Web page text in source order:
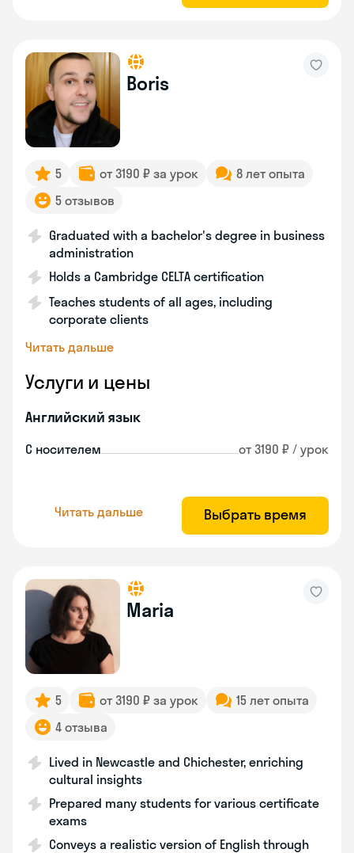
Boris
5 от 3190 ₽ за урок
8 лет опыта
5 отзывов
Graduated with a bachelor's degree in business
administration
Holds a Cambridge CELTA certification
Teaches students of all ages, including
corporate clients
Читать дальше
Услуги и цены
Английский язык
С носителем от 3190 ₽ / урок
Читать дальше Выбрать время
Maria
5 от 3190 ₽ за урок
15 лет опыта
4 отзыва
Lived in Newcastle and Chichester, enriching
cultural insights
Prepared many students for various certificate
exams
Conveys a realistic version of English through